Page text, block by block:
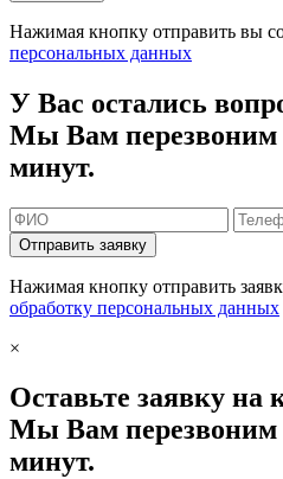
Нажимая кнопку отправить вы
персональных данных
У Вас остались
Мы Вам перезвоним
минут.
Отправить заявку
Нажимая кнопку отправить
обработку персональных данных
×
Оставьте заявку на
Мы Вам перезвоним
минут.